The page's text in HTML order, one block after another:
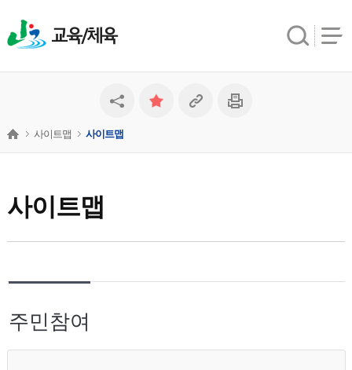
교육/체육
사이트맵
사이트맵 사이트맵
주민참여